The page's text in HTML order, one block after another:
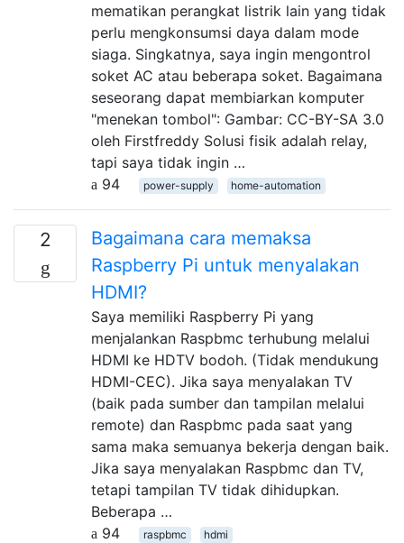
mematikan perangkat listrik lain yang tidak
perlu mengkonsumsi daya dalam mode
siaga. Singkatnya, saya ingin mengontrol
soket AC atau beberapa soket. Bagaimana
seseorang dapat membiarkan komputer
"menekan tombol": Gambar: CC-BY-SA 3.0
oleh Firstfreddy Solusi fisik adalah relay,
tapi saya tidak ingin …
94
power-supply home-automation
2
Bagaimana cara memaksa
Raspberry Pi untuk menyalakan
HDMI?
Saya memiliki Raspberry Pi yang
menjalankan Raspbmc terhubung melalui
HDMI ke HDTV bodoh. (Tidak mendukung
HDMI-CEC). Jika saya menyalakan TV
(baik pada sumber dan tampilan melalui
remote) dan Raspbmc pada saat yang
sama maka semuanya bekerja dengan baik.
Jika saya menyalakan Raspbmc dan TV,
tetapi tampilan TV tidak dihidupkan.
Beberapa …
94
raspbmc hdmi